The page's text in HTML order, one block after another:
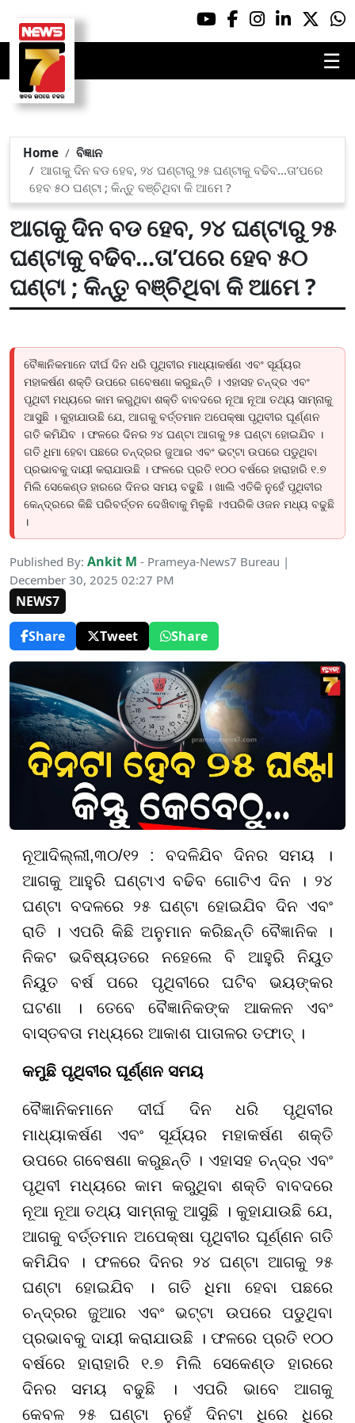
☰
Home
ବିଜ୍ଞାନ
ଆଗକୁ ଦିନ ବଡ ହେବ, ୨୪ ଘଣ୍ଟାରୁ ୨୫ ଘଣ୍ଟାକୁ ବଢିବ...ତା’ପରେ
ହେବ ୫୦ ଘଣ୍ଟା ; କିନ୍ତୁ ବଞ୍ଚିଥିବା କି ଆମେ ?
ଆଗକୁ ଦିନ ବଡ ହେବ, ୨୪ ଘଣ୍ଟାରୁ ୨୫
ଘଣ୍ଟାକୁ ବଢିବ...ତା’ପରେ ହେବ ୫୦
ଘଣ୍ଟା ; କିନ୍ତୁ ବଞ୍ଚିଥିବା କି ଆମେ ?
ବୈଜ୍ଞାନିକମାନେ ଦୀର୍ଘ ଦିନ ଧରି ପୃଥିବୀର ମାଧ୍ୟାକର୍ଷଣ ଏବଂ ସୂର୍ଯ୍ୟର
ମହାକର୍ଷଣ ଶକ୍ତି ଉପରେ ଗବେଷଣା କରୁଛନ୍ତି । ଏହାସହ ଚନ୍ଦ୍ର ଏବଂ
ପୃଥିବୀ ମଧ୍ୟରେ କାମ କରୁଥିବା ଶକ୍ତି ବାବଦରେ ନୂଆ ନୂଆ ତଥ୍ୟ ସାମ୍ନାକୁ
ଆସୁଛି । କୁହାଯାଉଛି ଯେ, ଆଗକୁ ବର୍ତ୍ତମାନ ଅପେକ୍ଷା ପୃଥିବୀର ଘୂର୍ଣ୍ଣନ
ଗତି କମିଯିବ । ଫଳରେ ଦିନର ୨୪ ଘଣ୍ଟା ଆଗକୁ ୨୫ ଘଣ୍ଟା ହୋଇଯିବ ।
ଗତି ଧିମା ହେବା ପଛରେ ଚନ୍ଦ୍ରର ଜୁଆର ଏବଂ ଭଟ୍ଟା ଉପରେ ପଡୁଥିବା
ପ୍ରଭାବକୁ ଦାୟୀ କରାଯାଉଛି । ଫଳରେ ପ୍ରତି ୧୦୦ ବର୍ଷରେ ହାରାହାରି ୧.୭
ମିଲି ସେକେଣ୍ଡ ହାରରେ ଦିନର ସମୟ ବଢୁଛି । ଖାଲି ଏତିକି ନୁହେଁ ପୃଥିବୀର
କେନ୍ଦ୍ରରେ କିଛି ପରିବର୍ତ୍ତନ ଦେଖିବାକୁ ମିଳୁଛି ।ଏପରିକି ଓଜନ ମଧ୍ୟ ବଢୁଛି
।
Published By: Ankit M - Prameya-News7 Bureau |
December 30, 2025 02:27 PM
NEWS7
Share
Tweet Share
ନୂଆଦିଲ୍ଲୀ,୩୦/୧୨ : ବଦଳିଯିବ ଦିନର ସମୟ ।
ଆଗକୁ ଆହୁରି ଘଣ୍ଟାଏ ବଢିବ ଗୋଟିଏ ଦିନ । ୨୪
ଘଣ୍ଟା ବଦଳରେ ୨୫ ଘଣ୍ଟା ହୋଇଯିବ ଦିନ ଏବଂ
ରାତି । ଏପରି କିଛି ଅନୁମାନ କରିଛନ୍ତି ବୈଜ୍ଞାନିକ ।
ନିକଟ ଭବିଷ୍ୟତରେ ନହେଲେ ବି ଆହୁରି ନିୟୁତ
ନିୟୁତ ବର୍ଷ ପରେ ପୃଥିବୀରେ ଘଟିବ ଭୟଙ୍କର
ଘଟଣା । ତେବେ ବୈଜ୍ଞାନିକଙ୍କ ଆକଳନ ଏବଂ
ବାସ୍ତବତା ମଧ୍ୟରେ ଆକାଶ ପାତାଳର ତଫାତ୍ ।
କମୁଛି ପୃଥିବୀର ଘୂର୍ଣ୍ଣନ ସମୟ
ବୈଜ୍ଞାନିକମାନେ ଦୀର୍ଘ ଦିନ ଧରି ପୃଥିବୀର
ମାଧ୍ୟାକର୍ଷଣ ଏବଂ ସୂର୍ଯ୍ୟର ମହାକର୍ଷଣ ଶକ୍ତି
ଉପରେ ଗବେଷଣା କରୁଛନ୍ତି । ଏହାସହ ଚନ୍ଦ୍ର ଏବଂ
ପୃଥିବୀ ମଧ୍ୟରେ କାମ କରୁଥିବା ଶକ୍ତି ବାବଦରେ
ନୂଆ ନୂଆ ତଥ୍ୟ ସାମ୍ନାକୁ ଆସୁଛି । କୁହାଯାଉଛି ଯେ,
ଆଗକୁ ବର୍ତ୍ତମାନ ଅପେକ୍ଷା ପୃଥିବୀର ଘୂର୍ଣ୍ଣନ ଗତି
କମିଯିବ । ଫଳରେ ଦିନର ୨୪ ଘଣ୍ଟା ଆଗକୁ ୨୫
ଘଣ୍ଟା ହୋଇଯିବ । ଗତି ଧିମା ହେବା ପଛରେ
ଚନ୍ଦ୍ରର ଜୁଆର ଏବଂ ଭଟ୍ଟା ଉପରେ ପଡୁଥିବା
ପ୍ରଭାବକୁ ଦାୟୀ କରାଯାଉଛି । ଫଳରେ ପ୍ରତି ୧୦୦
ବର୍ଷରେ ହାରାହାରି ୧.୭ ମିଲି ସେକେଣ୍ଡ ହାରରେ
ଦିନର ସମୟ ବଢୁଛି । ଏପରି ଭାବେ ଆଗକୁ
କେବଳ ୨୫ ଘଣ୍ଟା ନୁହେଁ ଦିନଟା ଧିରେ ଧିରେ